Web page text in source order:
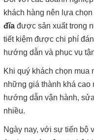
khách hàng nên lựa chọn
đĩa được sản xuất trong
tiết kiệm được chi phí
hướng dẫn và phục vụ
Khi quý khách chọn mua
những giá thành khá cao
hướng dẫn vận hành,
nhiều.
Ngày nay, với sự tiến bộ